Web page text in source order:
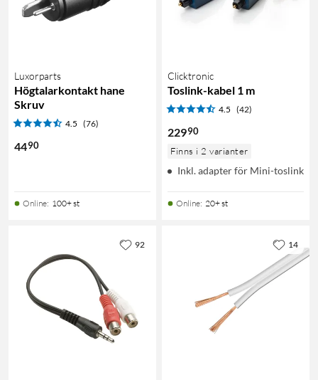
Luxorparts
Högtalarkontakt hane
Skruv
4.5 (76)
4490
Online: 100+ st
Clicktronic
Toslink-kabel 1 m
4.5 (42)
22990
Finns i 2 varianter
Inkl. adapter för Mini-toslink
Online: 20+ st
92 14